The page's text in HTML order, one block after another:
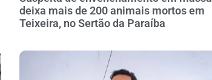
deixa mais de 200 animais mortos em
Teixeira, no Sertão da Paraíba